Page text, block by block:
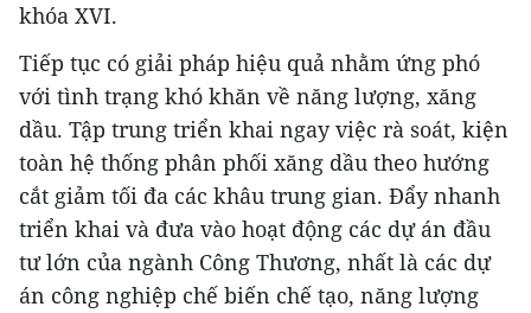
khóa XVI.
Tiếp tục có giải pháp hiệu quả nhằm ứng phó
với tình trạng khó khăn về năng lượng, xăng
dầu. Tập trung triển khai ngay việc rà soát, kiện
toàn hệ thống phân phối xăng dầu theo hướng
cắt giảm tối đa các khâu trung gian. Đẩy nhanh
triển khai và đưa vào hoạt động các dự án đầu
tư lớn của ngành Công Thương, nhất là các dự
án công nghiệp chế biến chế tạo, năng lượng